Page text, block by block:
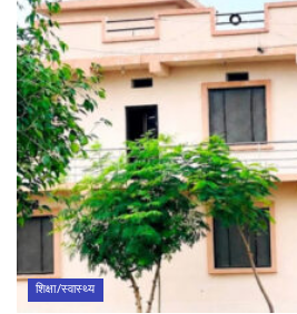
शिक्षा/स्वास्थ्य